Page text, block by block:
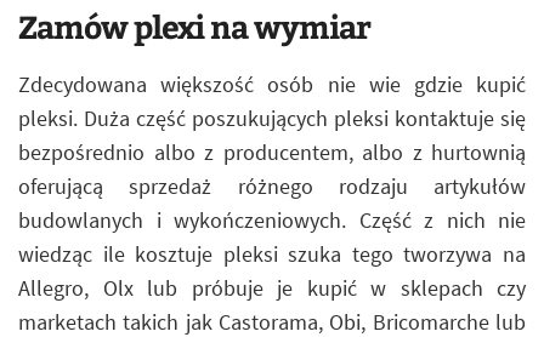
Zamów plexi na wymiar
Zdecydowana większość osób nie wie gdzie kupić
pleksi. Duża część poszukujących pleksi kontaktuje się
bezpośrednio albo z producentem, albo z hurtownią
oferującą sprzedaż różnego rodzaju artykułów
budowlanych i wykończeniowych. Część z nich nie
wiedząc ile kosztuje pleksi szuka tego tworzywa na
Allegro, Olx lub próbuje je kupić w sklepach czy
marketach takich jak Castorama, Obi, Bricomarche lub